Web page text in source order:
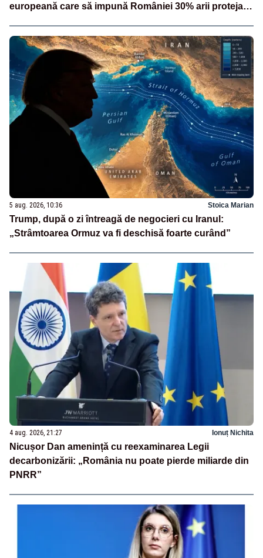
europeană care să impună României 30% arii protejate
5 aug. 2026, 10:36 Stoica Marian
Trump, după o zi întreagă de negocieri cu Iranul:
„Strâmtoarea Ormuz va fi deschisă foarte curând”
4 aug. 2026, 21:27 Ionuț Nichita
Nicușor Dan amenință cu reexaminarea Legii
decarbonizării: „România nu poate pierde miliarde din
PNRR”